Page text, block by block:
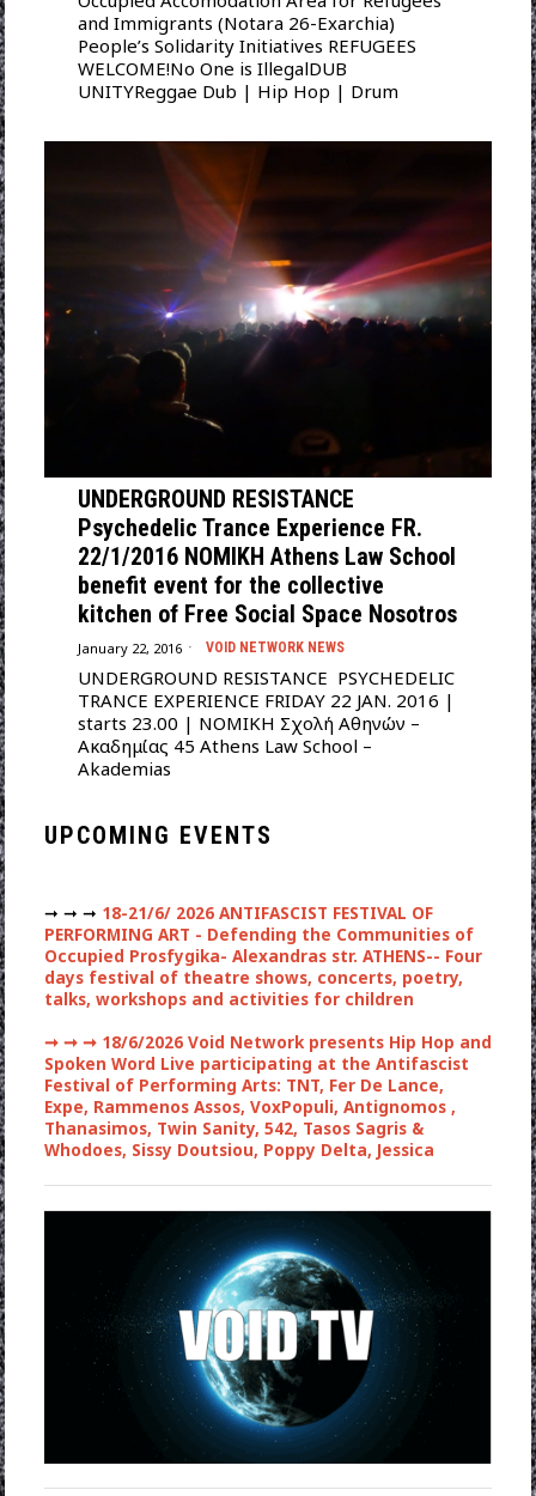
and Immigrants (Notara 26-Exarchia)
People’s Solidarity Initiatives REFUGEES
WELCOME!No One is IllegalDUB
UNITYReggae Dub | Hip Hop | Drum
UNDERGROUND RESISTANCE
Psychedelic Trance Experience FR.
22/1/2016 NOMIKH Athens Law School
benefit event for the collective
kitchen of Free Social Space Nosotros
January 22, 2016 VOID NETWORK NEWS
UNDERGROUND RESISTANCE PSYCHEDELIC
TRANCE EXPERIENCE FRIDAY 22 JAN. 2016 |
starts 23.00 | NOMIKH Σχολή Αθηνών –
Ακαδημίας 45 Athens Law School –
Akademias
UPCOMING EVENTS
➞ ➞ ➞ 18-21/6/ 2026 ANTIFASCIST FESTIVAL OF
PERFORMING ART - Defending the Communities of
Occupied Prosfygika- Alexandras str. ATHENS-- Four
days festival of theatre shows, concerts, poetry,
talks, workshops and activities for children
➞ ➞ ➞18/6/2026 Void Network presents Hip Hop and
Spoken Word Live participating at the Antifascist
Festival of Performing Arts: TNT, Fer De Lance,
Expe, Rammenos Assos, VoxPopuli, Antignomos ,
Thanasimos, Twin Sanity, 542, Tasos Sagris &
Whodoes, Sissy Doutsiou, Poppy Delta, Jessica